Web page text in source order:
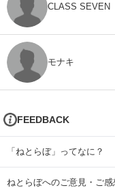
CLASS SEVEN
モナキ
FEEDBACK
「ねとらぼ」ってなに？
ねとらぼへのご意見・ご感